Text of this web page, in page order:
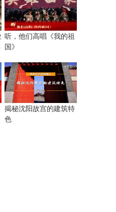
听，他们高唱《我的祖
国》
揭秘沈阳故宫的建筑特
色